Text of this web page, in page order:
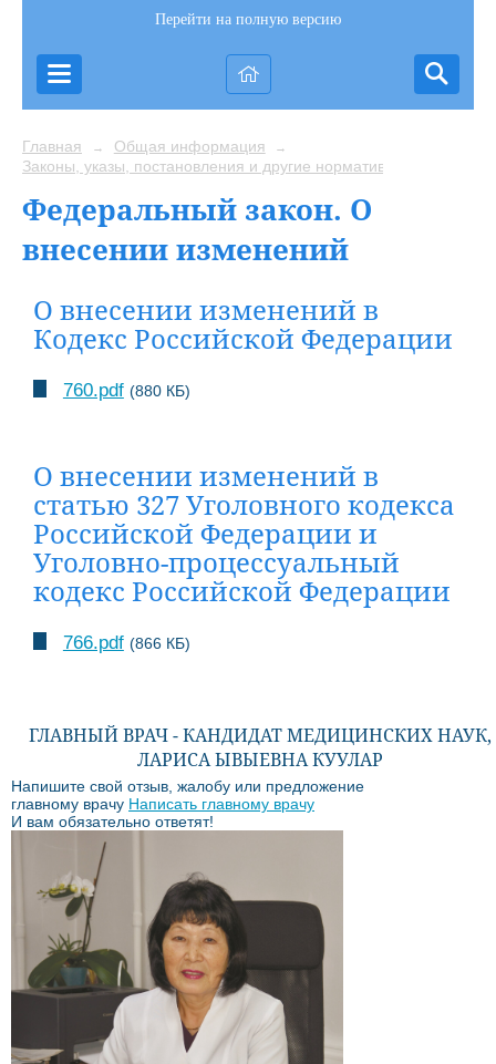
Перейти на полную версию
Главная → Общая информация →
Законы, указы, постановления и другие нормативные акты
Федеральный закон. О
внесении изменений
О внесении изменений в
Кодекс Российской Федерации
760.pdf (880 КБ)
О внесении изменений в
статью 327 Уголовного кодекса
Российской Федерации и
Уголовно-процессуальный
кодекс Российской Федерации
766.pdf (866 КБ)
ГЛАВНЫЙ ВРАЧ - КАНДИДАТ МЕДИЦИНСКИХ НАУК,
ЛАРИСА ЫВЫЕВНА КУУЛАР
Напишите свой отзыв, жалобу или предложение
главному врачу Написать главному врачу
И вам обязательно ответят!